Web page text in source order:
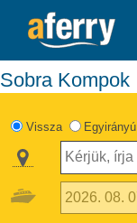
Sobra Kompok
Vissza Egyirányú